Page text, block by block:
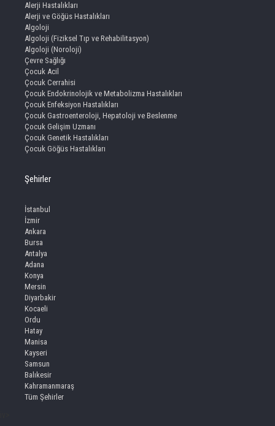
Alerji Hastalıkları
Alerji ve Göğüs Hastalıkları
Algoloji
Algoloji (Fiziksel Tıp ve Rehabilitasyon)
Algoloji (Noroloji)
Çevre Sağlığı
Çocuk Acil
Çocuk Cerrahisi
Çocuk Endokrinolojik ve Metabolizma Hastalıkları
Çocuk Enfeksiyon Hastalıkları
Çocuk Gastroenteroloji, Hepatoloji ve Beslenme
Çocuk Gelişim Uzmanı
Çocuk Genetik Hastalıkları
Çocuk Göğüs Hastalıkları
Şehirler
İstanbul
İzmir
Ankara
Bursa
Antalya
Adana
Konya
Mersin
Diyarbakir
Kocaeli
Ordu
Hatay
Manisa
Kayseri
Samsun
Balıkesir
Kahramanmaraş
Tüm Şehirler